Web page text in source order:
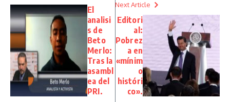
El
analisi
s de
Beto
Merlo:
Tras la
asambl
ea del
PRI.
Next Article
Editori
al:
Pobrez
a en
«mínim
o
históri
co».